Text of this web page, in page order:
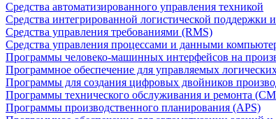
Средства автоматизированного управления техникой
Средства интегрированной логистической поддержки
Средства управления требованиями (RMS)
Средства управления процессами и данными
Программы человеко-машинных интерфейсов на
Программное обеспечение для управляемых
Программы для создания цифровых двойников
Программы технического обслуживания и ремонта
Программы производственного планирования (APS)